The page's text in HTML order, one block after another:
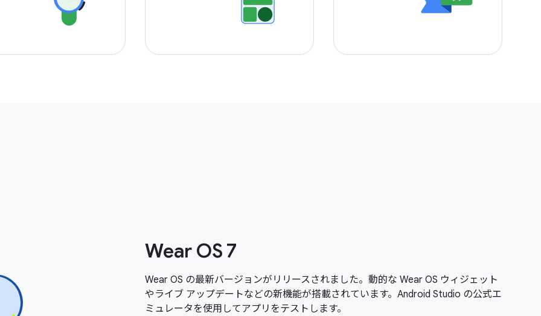
Wear OS 7
Wear OS の最新バージョンがリリースされました。動的な Wear OS ウィジェット
やライブ アップデートなどの新機能が搭載されています。Android Studio の公式エ
ミュレータを使用してアプリをテストします。